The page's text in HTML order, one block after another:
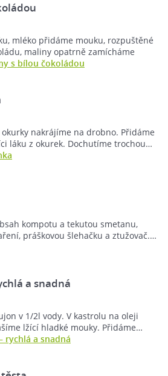
mléko přidáme mouku, rozpuštěné
maliny opatrně zamícháme
s bílou čokoládou
nakrájíme na drobno. Přidáme
láku z okurek. Dochutíme trochou…
kompotu a tekutou smetanu,
práškovou šlehačku a ztužovač.…
a snadná
v 1/2l vody. V kastrolu na oleji
lžící hladké mouky. Přidáme…
rychlá a snadná